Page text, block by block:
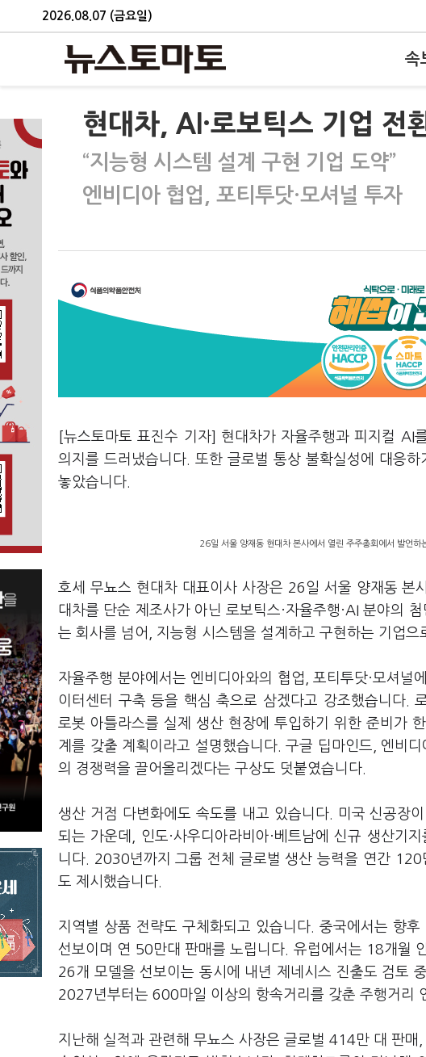
2026.08.07 (금요일)
속
현대차, AI·로보틱스 기업
“지능형 시스템 설계 구현 기업 도약”
엔비디아 협업, 포티투닷·모셔널 투자
[뉴스토마토 표진수 기자] 현대차가 자율주행과 피지컬 AI
의지를 드러냈습니다. 또한 글로벌 통상 불확실성에 대응
놓았습니다.
26일 서울 양재동 현대차 본사에서 열린 주주총회에서 발언하
호세 무뇨스 현대차 대표이사 사장은 26일 서울 양재동 본
대차를 단순 제조사가 아닌 로보틱스·자율주행·AI 분야의
는 회사를 넘어, 지능형 시스템을 설계하고 구현하는 기업으
자율주행 분야에서는 엔비디아와의 협업, 포티투닷·모셔
이터센터 구축 등을 핵심 축으로 삼겠다고 강조했습니다.
로봇 아틀라스를 실제 생산 현장에 투입하기 위한 준비가
계를 갖출 계획이라고 설명했습니다. 구글 딥마인드, 엔비
의 경쟁력을 끌어올리겠다는 구상도 덧붙였습니다.
생산 거점 다변화에도 속도를 내고 있습니다. 미국 신공장
되는 가운데, 인도·사우디아라비아·베트남에 신규 생산기
니다. 2030년까지 그룹 전체 글로벌 생산 능력을 연간
도 제시했습니다.
지역별 상품 전략도 구체화되고 있습니다. 중국에서는 향
선보이며 연 50만대 판매를 노립니다. 유럽에서는 18개월
26개 모델을 선보이는 동시에 내년 제네시스 진출도 검토
2027년부터는 600마일 이상의 항속거리를 갖춘 주행거리
지난해 실적과 관련해 무뇨스 사장은 글로벌 414만 대 판매